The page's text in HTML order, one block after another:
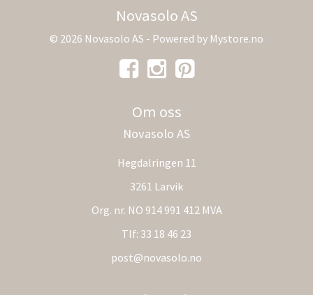
Novasolo AS
© 2026 Novasolo AS - Powered by Mystore.no
Om oss
Novasolo AS
Hegdalringen 11
3261 Larvik
Org. nr. NO 914 991 412 MVA
Tlf: 33 18 46 23
post@novasolo.no